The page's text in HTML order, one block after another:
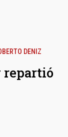
DENIZ
repartió